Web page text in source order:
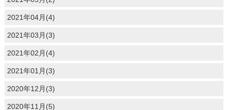
2021年04月(4)
2021年03月(3)
2021年02月(4)
2021年01月(3)
2020年12月(3)
2020年11月(5)